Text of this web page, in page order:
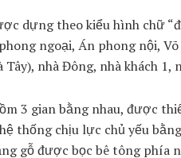
dựng theo kiểu hình chữ
ngoại, Án phong nội,
Tây), nhà Đông, nhà khách 1,
3 gian bằng nhau, được
thống chịu lực chủ yếu
gỗ được bọc bê tông phía